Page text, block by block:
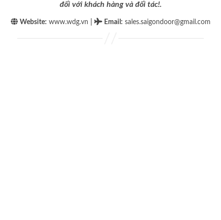
đối với khách hàng và đối tác!.
Website: www.wdg.vn Email : sales.saigondoor@gmail.com